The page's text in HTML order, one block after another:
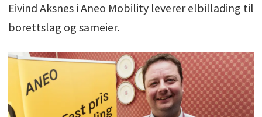
Eivind Aksnes i Aneo Mobility leverer elbillading til
borettslag og sameier.